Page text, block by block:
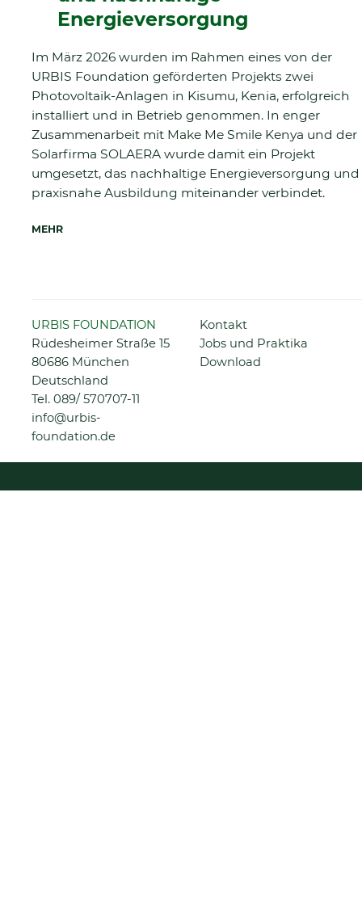
Energieversorgung
Im März 2026 wurden im Rahmen eines von der
URBIS Foundation geförderten Projekts zwei
Photovoltaik-Anlagen in Kisumu, Kenia, erfolgreich
installiert und in Betrieb genommen. In enger
Zusammenarbeit mit Make Me Smile Kenya und der
Solarfirma SOLAERA wurde damit ein Projekt
umgesetzt, das nachhaltige Energieversorgung und
praxisnahe Ausbildung miteinander verbindet.
MEHR
URBIS FOUNDATION
Rüdesheimer Straße 15
80686 München
Deutschland
Tel.089/ 570707-11
info@urbis-
foundation.de
Navigation
überspringen
Kontakt
Jobs und Praktika
Download